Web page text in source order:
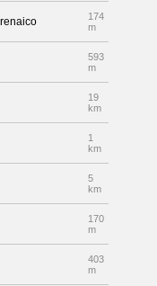
174
m
593
m
19
km
1
km
5
km
170
m
403
m